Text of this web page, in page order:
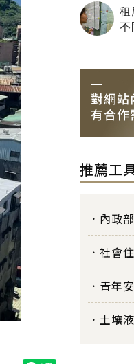
推薦工
內政
社會
青年
土壤